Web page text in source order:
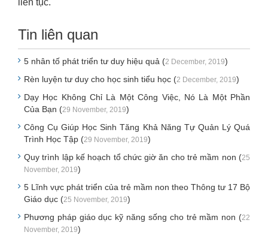
Tin liên quan
5 nhân tố phát triển tư duy hiệu quả (2 December, 2019)
Rèn luyện tư duy cho học sinh tiểu học (2 December, 2019)
Dạy Học Không Chỉ Là Một Công Việc, Nó Là Một Phần
Của Bạn (29 November, 2019)
Công Cụ Giúp Học Sinh Tăng Khả Năng Tự Quản Lý Quá
Trình Học Tập (29 November, 2019)
Quy trình lập kế hoạch tổ chức giờ ăn cho trẻ mầm non (25
November, 2019)
5 Lĩnh vực phát triển của trẻ mầm non theo Thông tư 17 Bộ
Giáo dục (25 November, 2019)
Phương pháp giáo dục kỹ năng sống cho trẻ mầm non (22
November, 2019)